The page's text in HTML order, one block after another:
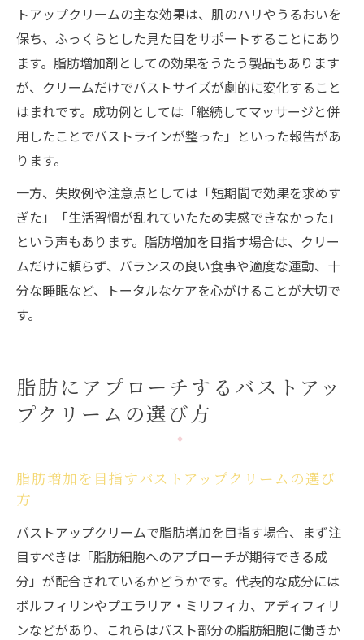
トアップクリームの主な効果は、肌のハリやうるおいを
保ち、ふっくらとした見た目をサポートすることにあり
ます。脂肪増加剤としての効果をうたう製品もあります
が、クリームだけでバストサイズが劇的に変化すること
はまれです。成功例としては「継続してマッサージと併
用したことでバストラインが整った」といった報告があ
ります。
一方、失敗例や注意点としては「短期間で効果を求めす
ぎた」「生活習慣が乱れていたため実感できなかった」
という声もあります。脂肪増加を目指す場合は、クリー
ムだけに頼らず、バランスの良い食事や適度な運動、十
分な睡眠など、トータルなケアを心がけることが大切で
す。
脂肪にアプローチするバストアッ
プクリームの選び方
脂肪増加を目指すバストアップクリームの選び
方
バストアップクリームで脂肪増加を目指す場合、まず注
目すべきは「脂肪細胞へのアプローチが期待できる成
分」が配合されているかどうかです。代表的な成分には
ボルフィリンやプエラリア・ミリフィカ、アディフィリ
ンなどがあり、これらはバスト部分の脂肪細胞に働きか